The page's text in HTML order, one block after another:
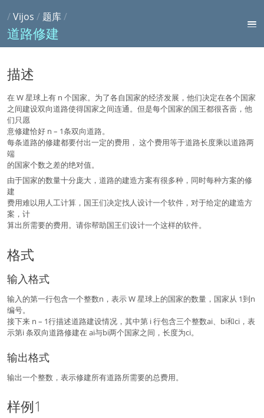
/Vijos / 题库/
道路修建
描述
在 W 星球上有 n 个国家。为了各自国家的经济发展，他们决定在各个国家
之间建设双向道路使得国家之间连通。但是每个国家的国王都很吝啬，他
们只愿
意修建恰好 n – 1条双向道路。
每条道路的修建都要付出一定的费用， 这个费用等于道路长度乘以道路两
端
的国家个数之差的绝对值。
由于国家的数量十分庞大，道路的建造方案有很多种，同时每种方案的修
建
费用难以用人工计算，国王们决定找人设计一个软件，对于给定的建造方
案，计
算出所需要的费用。请你帮助国王们设计一个这样的软件。
格式
输入格式
输入的第一行包含一个整数n，表示 W 星球上的国家的数量，国家从 1到n
编号。
接下来 n – 1行描述道路建设情况，其中第 i 行包含三个整数ai、bi和ci，表
示第i 条双向道路修建在 ai与bi两个国家之间，长度为ci。
输出格式
输出一个整数，表示修建所有道路所需要的总费用。
样例1